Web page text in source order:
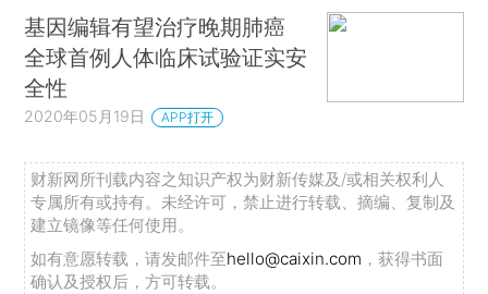
基因编辑有望治疗晚期肺癌
全球首例人体临床试验证实安
全性
2020年05月19日 APP打开
财新网所刊载内容之知识产权为财新传媒及/或相关权利人
专属所有或持有。未经许可，禁止进行转载、摘编、复制及
建立镜像等任何使用。
如有意愿转载，请发邮件至hello@caixin.com ，获得书面
确认及授权后，方可转载。